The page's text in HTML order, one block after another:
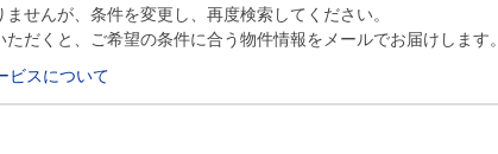
（電子ブック） 購入ガイド
（電子ブック） 売却ガイド
ませんが、条件を変更し、再度検索してください。
ただくと、ご希望の条件に合う物件情報をメールでお届けします。
ビスについて